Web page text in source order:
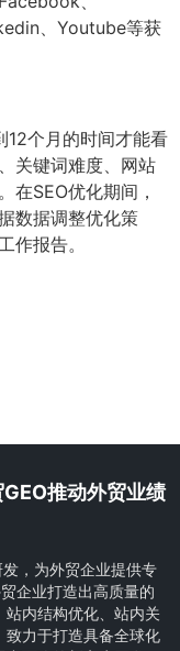
、Youtube等获
12个月的时间才能看
关键词难度、网站
在SEO优化期间，
数据调整优化策
作报告。
推动外贸业绩
，为外贸企业提供专
企业打造出高质量的
站内结构优化、站内关
致力于打造具备全球化